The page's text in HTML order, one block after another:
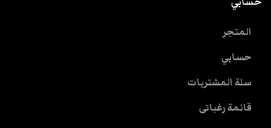
المتجر
حسابي
سلة المشتريات
قائمة رغباتى